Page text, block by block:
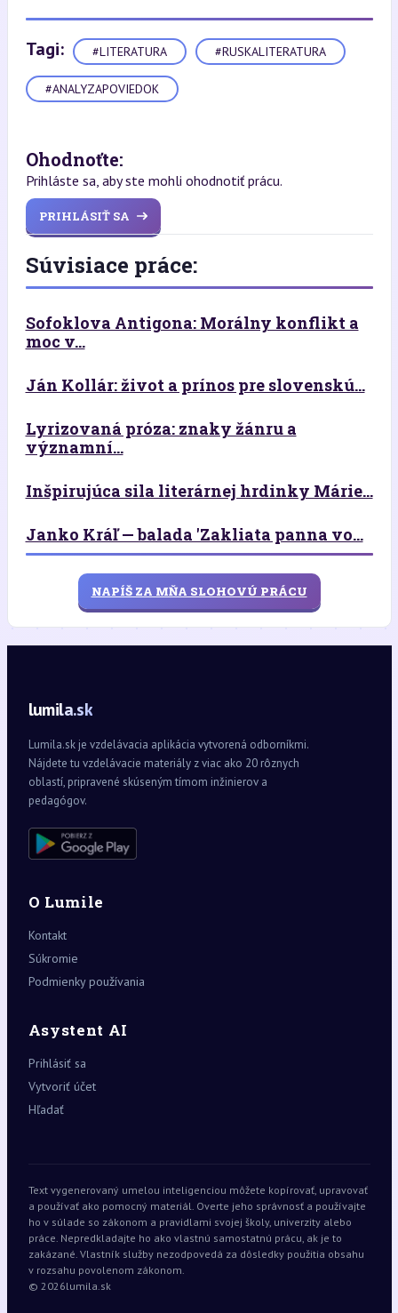
Tagi: #LITERATURA #RUSKALITERATURA
#ANALYZAPOVIEDOK
Ohodnoťte:
Prihláste sa, aby ste mohli ohodnotiť prácu.
PRIHLÁSIŤ SA
Súvisiace práce:
Sofoklova Antigona: Morálny konflikt a
moc v...
Ján Kollár: život a prínos pre slovenskú...
Lyrizovaná próza: znaky žánru a
významní...
Inšpirujúca sila literárnej hrdinky Márie...
Janko Kráľ — balada 'Zakliata panna vo...
NAPÍŠ ZA MŇA SLOHOVÚ PRÁCU
lumila.sk
Lumila.sk je vzdelávacia aplikácia vytvorená odborníkmi.
Nájdete tu vzdelávacie materiály z viac ako 20 rôznych
oblastí, pripravené skúseným tímom inžinierov a
pedagógov.
O Lumile
Kontakt
Súkromie
Podmienky používania
Asystent AI
Prihlásiť sa
Vytvoriť účet
Hľadať
Text vygenerovaný umelou inteligenciou môžete kopírovať, upravovať
a používať ako pomocný materiál. Overte jeho správnosť a používajte
ho v súlade so zákonom a pravidlami svojej školy, univerzity alebo
práce. Nepredkladajte ho ako vlastnú samostatnú prácu, ak je to
zakázané. Vlastník služby nezodpovedá za dôsledky použitia obsahu
v rozsahu povolenom zákonom.
© 2026lumila.sk